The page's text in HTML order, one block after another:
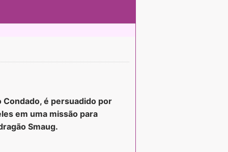
é persuadido por
em uma missão para
Smaug.